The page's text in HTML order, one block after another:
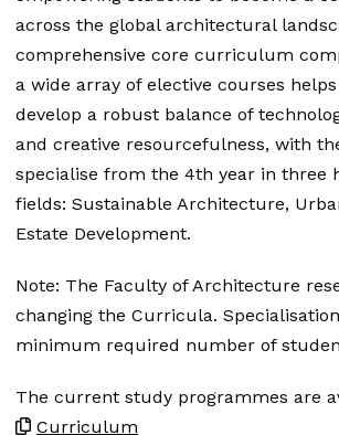
across the global architectural
comprehensive core curriculum
a wide array of elective courses
develop a robust balance of
and creative resourcefulness, with
specialise from the 4th year in three
fields: Sustainable Architecture,
Estate Development.
Note: The Faculty of Architecture
changing the Curricula.
minimum required number of
The current study programmes are
Curriculum